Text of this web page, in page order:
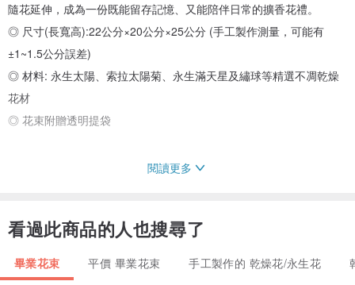
隨花延伸，成為一份既能留存記憶、又能陪伴日常的擴香花禮。
◎ 尺寸(長寬高):22公分×20公分×25公分 (手工製作測量，可能有
±1~1.5公分誤差)
◎ 材料: 永生太陽、索拉太陽菊、永生滿天星及繡球等精選不凋乾燥
花材
◎ 花束附贈透明提袋
意外在花藝中得到療癒，那樣的療癒感就像走在林蔭道上，陽光穿透
生活中寧靜的片刻，是想握在手心中的小確幸與美好。
閱讀更多
看過此商品的人也搜尋了
畢業花束 平價 畢業花束 手工製作的 乾燥花/永生花